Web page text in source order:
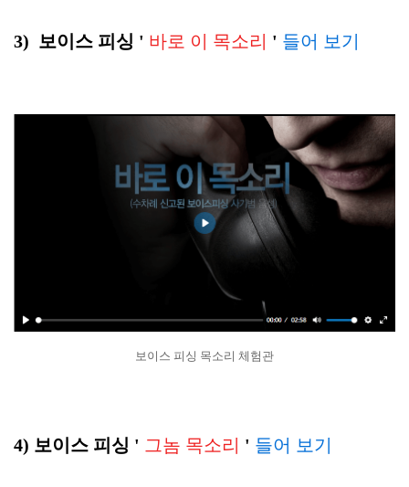
3) 보이스 피싱 ' 바로 이 목소리 ' 들어 보기
보이스 피싱 목소리 체험관
4) 보이스 피싱 ' 그놈 목소리 ' 들어 보기